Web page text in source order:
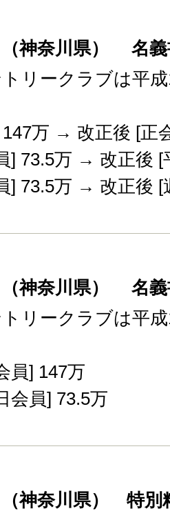
（神奈川県） 名義
リークラブは平
万 → 改正後 [正
] 73.5万 → 改正後 [
] 73.5万 → 改正後 [
（神奈川県） 名義
リークラブは平
員] 147万
会員] 73.5万
神奈川県） 特別